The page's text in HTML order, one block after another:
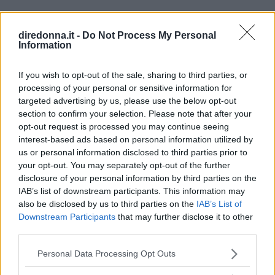
diredonna.it - Do Not Process My Personal
Information
If you wish to opt-out of the sale, sharing to third parties, or
processing of your personal or sensitive information for
targeted advertising by us, please use the below opt-out
section to confirm your selection. Please note that after your
opt-out request is processed you may continue seeing
interest-based ads based on personal information utilized by
us or personal information disclosed to third parties prior to
your opt-out. You may separately opt-out of the further
disclosure of your personal information by third parties on the
IAB’s list of downstream participants. This information may
also be disclosed by us to third parties on the IAB’s List of
Downstream Participants that may further disclose it to other
Please note that this website/app uses one or more Google
Personal Data Processing Opt Outs
sono iniziati (e fanno sul serio)
Fino al 50% di sconto su sneakers iconiche, activewear e
REDAZIONE DIREDONNA